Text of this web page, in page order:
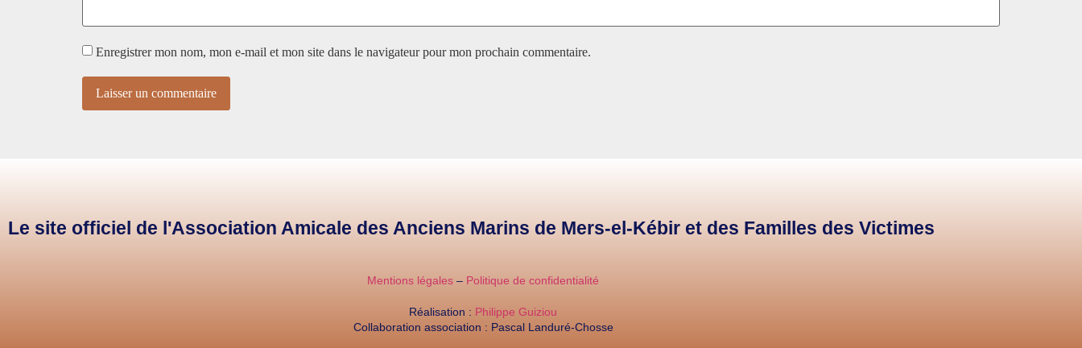
Enregistrer mon nom, mon e-mail et mon site dans le navigateur pour mon prochain commentaire.
Le site officiel de l'Association Amicale des Anciens Marins de Mers-el-Kébir et des Familles des Victimes
Mentions légales – Politique de confidentialité
Réalisation : Philippe Guiziou
Collaboration association : Pascal Landuré-Chosse